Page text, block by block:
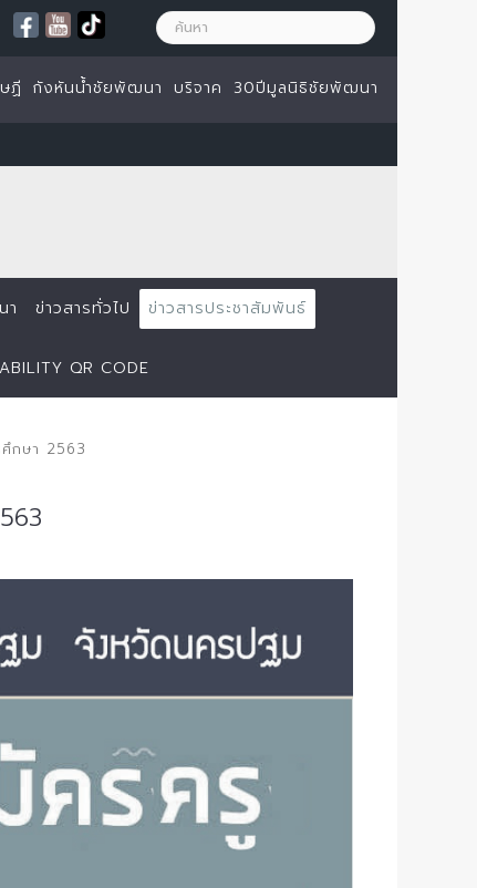
ฏี กังหันน้ำชัยพัฒนา บริจาค 30ปีมูลนิธิชัยพัฒนา
า ข่าวสารทั่วไป ข่าวสารประชาสัมพันธ์
QR CODE
กษา 2563